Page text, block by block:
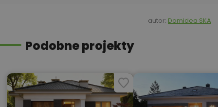
1 230,00 zł
Kredyt hipoteczny z operatem za
Okna, żaluzje, rolety 450,00 zł
autor: Domidea SKA
Podobne projekty